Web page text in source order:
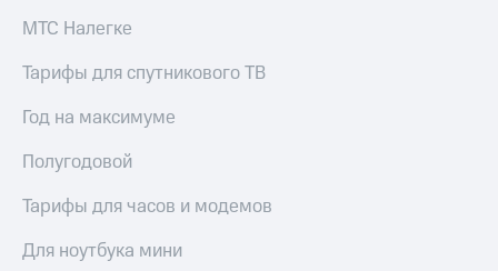
акций
Рынок
облигаций
Описание
Еврооблигации-2023
Уведомление
погашении
именных
облигаций
МТС Налегке
Тарифы для спутникового ТВ
Год на максимуме
Полугодовой
Тарифы для часов и модемов
Для ноутбука мини